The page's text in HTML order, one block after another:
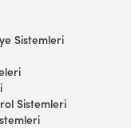
Sistemleri
Sistemleri